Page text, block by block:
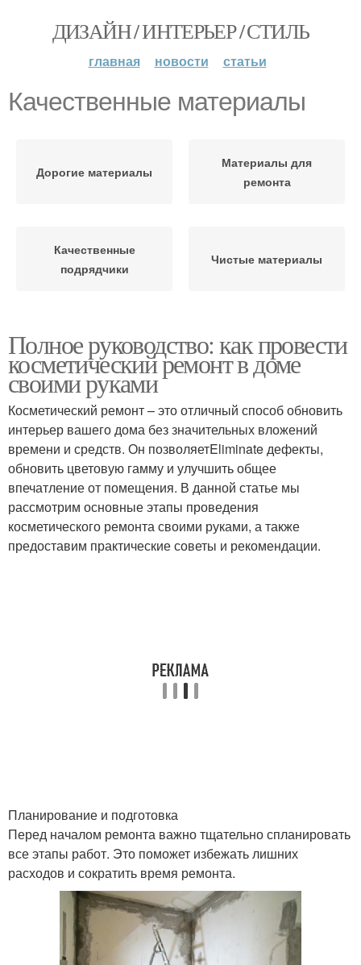
ДИЗАЙН / ИНТЕРЬЕР / СТИЛЬ
главная новости статьи
Качественные материалы
Дорогие материалы
Материалы для
ремонта
Качественные
подрядчики
Чистые материалы
Полное руководство: как провести
косметический ремонт в доме
своими руками
Косметический ремонт – это отличный способ обновить
интерьер вашего дома без значительных вложений
времени и средств. Он позволяетEliminate дефекты,
обновить цветовую гамму и улучшить общее
впечатление от помещения. В данной статье мы
рассмотрим основные этапы проведения
косметического ремонта своими руками, а также
предоставим практические советы и рекомендации.
Планирование и подготовка
Перед началом ремонта важно тщательно спланировать
все этапы работ. Это поможет избежать лишних
расходов и сократить время ремонта.